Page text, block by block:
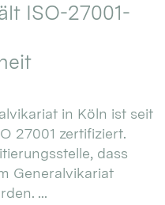
ISO-27001-
in Köln ist seit
27001 zertifiziert.
dass
Generalvikariat
...